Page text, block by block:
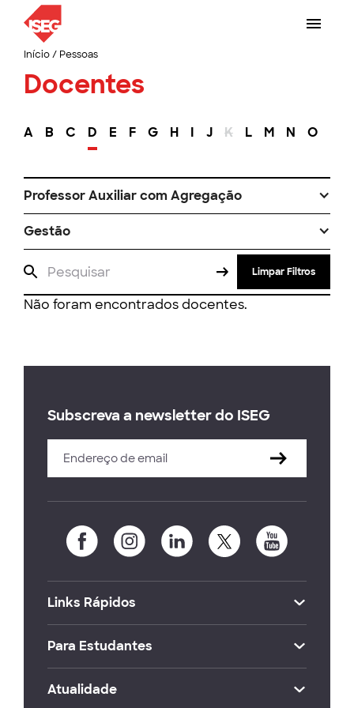
Início/ Pessoas
Docentes
A B C D E F G H I J K L M N O
Professor Auxiliar com Agregação
Gestão
Limpar Filtros
Não foram encontrados docentes.
Subscreva a newsletter do ISEG
Links Rápidos
Para Estudantes
Atualidade